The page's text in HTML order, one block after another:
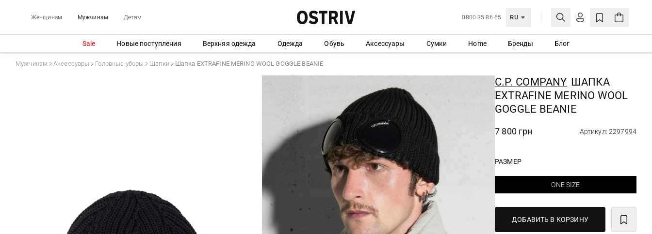
Женщинам Мужчинам Детям 0800 35 86 65 RU
ЛИЧНЫЙ КАБИНЕТ
Еще не зарегистрированы?
СОЗДАТЬ УЧЕТНУЮ ЗАПИСЬ
Sale Новые поступления Верхняя одежда Одежда Обувь Аксессуары Сумки Home Бренды Блог
Мужчинам Аксессуары Головные уборы Шапки Шапка EXTRAFINE MERINO WOOL GOGGLE BEANIE
C.P. COMPANY ШАПКА
EXTRAFINE MERINO WOOL
GOGGLE BEANIE
7 800 грн Артикул: 2297994
РАЗМЕР
ONE SIZE
ДОБАВИТЬ В КОРЗИНУ